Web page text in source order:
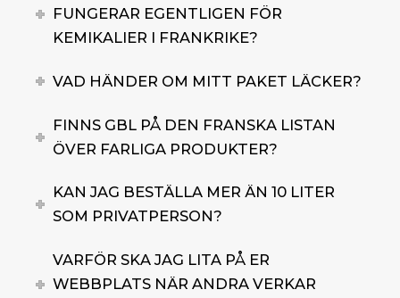
FUNGERAR EGENTLIGEN FÖR
KEMIKALIER I FRANKRIKE?
VAD HÄNDER OM MITT PAKET LÄCKER?
FINNS GBL PÅ DEN FRANSKA LISTAN
ÖVER FARLIGA PRODUKTER?
KAN JAG BESTÄLLA MER ÄN 10 LITER
SOM PRIVATPERSON?
VARFÖR SKA JAG LITA PÅ ER
WEBBPLATS NÄR ANDRA VERKAR